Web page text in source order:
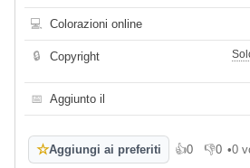
💻 Colorazioni online
🔒 Copyright
📅 Aggiunto il
☆Aggiungi ai preferiti 👍0
Mi piace
👎0
Non mi
•0